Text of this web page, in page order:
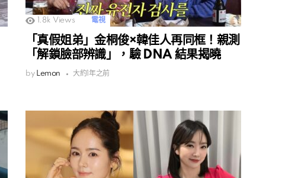
1.8k Views 電視
「真假姐弟」金桐俊×韓佳人再同框！親測
「解鎖臉部辨識」，驗 DNA 結果揭曉
by Lemon 大約1年之前